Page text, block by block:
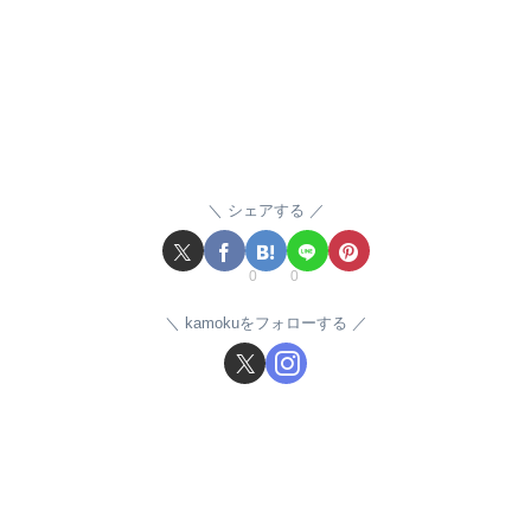
シェアする
0 0
kamokuをフォローする